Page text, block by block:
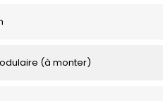
(à monter)